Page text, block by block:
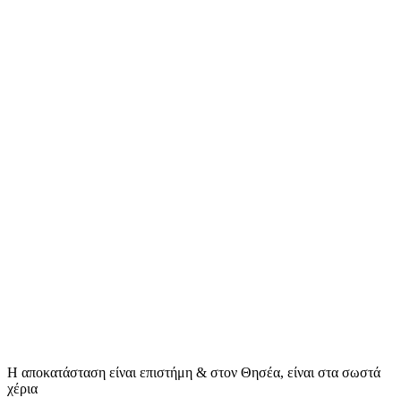
Η αποκατάσταση είναι επιστήμη & στον Θησέα, είναι στα σωστά
χέρια